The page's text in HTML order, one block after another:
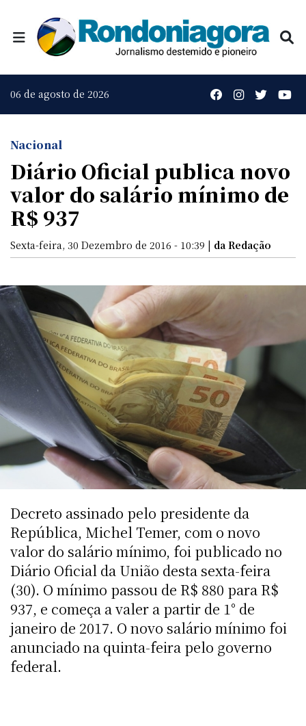
06 de agosto de 2026
Nacional
Diário Oficial publica novo
valor do salário mínimo de
R$ 937
Sexta-feira, 30 Dezembro de 2016 - 10:39 | da Redação
Decreto assinado pelo presidente da
República, Michel Temer, com o novo
valor do salário mínimo, foi publicado no
Diário Oficial da União desta sexta-feira
(30). O mínimo passou de R$ 880 para R$
937, e começa a valer a partir de 1° de
janeiro de 2017. O novo salário mínimo foi
anunciado na quinta-feira pelo governo
federal.